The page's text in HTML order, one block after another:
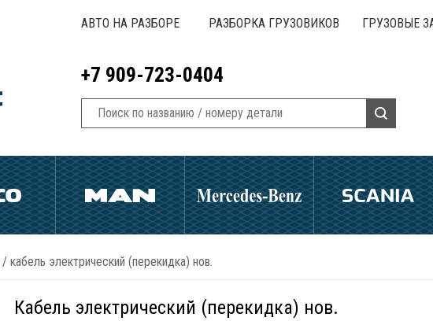
АВТО НА РАЗБОРЕ РАЗБОРКА ГРУЗОВИКОВ ГРУЗОВЫЕ
+7 909-723-0404
/ кабель электрический (перекидка) нов.
Кабель электрический (перекидка) нов.